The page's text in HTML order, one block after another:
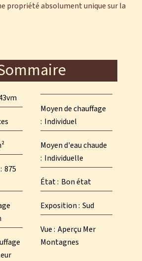
propriété absolument unique sur la
875
Moyen de chauffage
Individuel
Moyen d'eau chaude
Individuelle
État Bon état
Exposition Sud
Vue Aperçu Mer
Montagnes